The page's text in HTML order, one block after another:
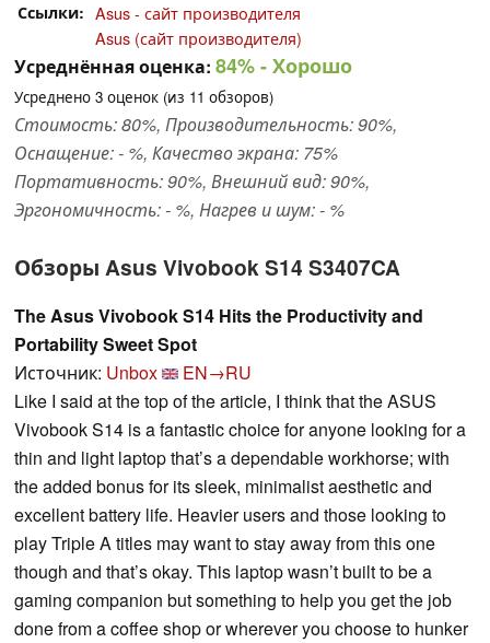
Ссылки
Asus - сайт производителя
Asus (сайт производителя)
Усреднённая оценка: 84%- Хорошо
Усреднено 3 оценок (из 11 обзоров)
Стоимость: 80%, Производительность: 90%,
Оснащение: - %, Качество экрана: 75%
Портативность: 90%, Внешний вид: 90%,
Эргономичность: - %, Нагрев и шум: - %
Обзоры Asus Vivobook S14 S3407CA
The Asus Vivobook S14 Hits the Productivity and
Portability Sweet Spot
Источник: Unbox
EN→RU
Like I said at the top of the article, I think that the ASUS
Vivobook S14 is a fantastic choice for anyone looking for a
thin and light laptop that’s a dependable workhorse; with
the added bonus for its sleek, minimalist aesthetic and
excellent battery life. Heavier users and those looking to
play Triple A titles may want to stay away from this one
though and that’s okay. This laptop wasn’t built to be a
gaming companion but something to help you get the job
done from a coffee shop or wherever you choose to hunker